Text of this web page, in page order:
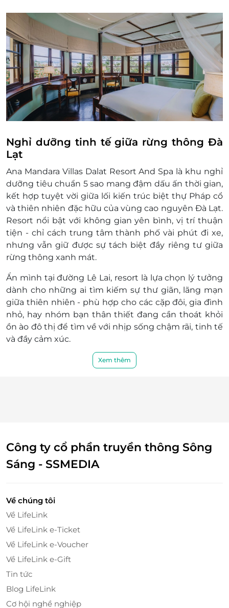
Giá phòng có thể thay đổi tại thời điểm kiểm
tra, vui lòng liên hệ trước khi đặt và thanh
toán
Mọi trường hợp đã thanh toán nhưng chưa
liên hệ với LifeLink, đơn vị không chịu trách
nhiệm
Phụ thu:
Trẻ em từ 0 - 5 tuổi: Miễn phí 1 cũi và điểm
tâm sáng cho 1 trẻ ở cùng bố mẹ
cho điểm tâm
Người lớn và trẻ em từ 12 tuổi trở lên: Phụ
Thông tin liên hệ:
Hotline đặt phòng & tư vấn (9h - 20h): 1900
2065 / 0702804262
Địa chỉ văn phòng HCM: 028 6680 8757
Điều kiện khác:
Áp dụng 01 E-Voucher/E-Coupon cho 02
khách
Một khách hàng được mua nhiều E-
Voucher/E-Coupon
E-Voucher/E-Coupon không có giá trị quy
đổi thành tiền mặt, không trả lại tiền thừa
Không áp dụng đồng thời với chương trình
khuyến mại khác
Nghỉ dưỡng tinh tế giữa rừng thông Đà
Lạt
Ana Mandara Villas Dalat Resort And Spa là khu nghỉ
dưỡng tiêu chuẩn 5 sao mang đậm dấu ấn thời gian,
kết hợp tuyệt vời giữa lối kiến trúc biệt thự Pháp cổ
và thiên nhiên đặc hữu của vùng cao nguyên Đà Lạt.
Resort nổi bật với không gian yên bình, vị trí thuận
tiện - chỉ cách trung tâm thành phố vài phút đi xe,
nhưng vẫn giữ được sự tách biệt đầy riêng tư giữa
rừng thông xanh mát.
Ẩn mình tại đường Lê Lai, resort là lựa chọn lý tưởng
dành cho những ai tìm kiếm sự thư giãn, lãng mạn
giữa thiên nhiên - phù hợp cho các cặp đôi, gia đình
nhỏ, hay nhóm bạn thân thiết đang cần thoát khỏi
ồn ào đô thị để tìm về với nhịp sống chậm rãi, tinh tế
và đầy cảm xúc.
Suite
Hạng phòng Ana Mandara Suite sở hữu thiết kế đậm
chất Pháp cổ điển - thanh lịch, sang trọng nhưng
vẫn giữ được sự gần gũi, ấm cúng vốn có của một
không gian nghỉ dưỡng giữa màu xanh dịu mát của
có thể vừa nhâm nhi tách trà chiều bên cửa sổ, vừa
cảm nhận hơi thở tự nhiên của cao nguyên len lỏi
Xem thêm
Công ty cổ phần truyền thông Sông
Sáng - SSMEDIA
Về chúng tôi
Về LifeLink
Về LifeLink e-Ticket
Về LifeLink e-Voucher
Về LifeLink e-Gift
Tin tức
Blog LifeLink
Cơ hội nghề nghiệp